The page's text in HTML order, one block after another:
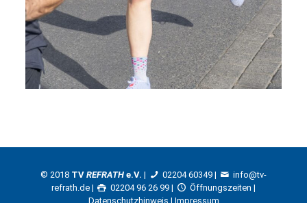
© 2018 TV REFRATHe.V. | 02204 60349 |
info@tv-
refrath.de| 02204 96 26 99 | Öffnungszeiten |
Datenschutzhinweis | Impressum